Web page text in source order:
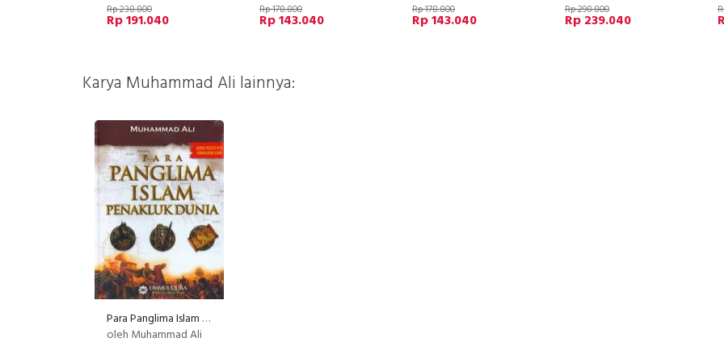
Rp 238.800
Rp 191.040
Rp 178.800
Rp 143.040
Rp 178.800
Rp 143.040
Rp 298.800
Rp 239.040
Karya Muhammad Ali lainnya:
Para Panglima Islam Penakluk Dunia (HC)
oleh Muhammad Ali